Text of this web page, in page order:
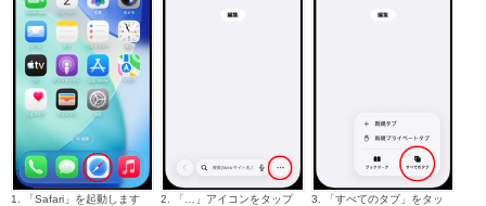
1. 「Safari」を起動します
2. 「…」アイコンをタップ
3. 「すべてのタブ」をタッ